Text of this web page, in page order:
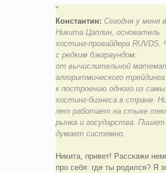
Константин: Сегодня у меня
Никита Цаплин, основатель
хостинг‑провайдера RUVDS.
с редким бэкграундом:
от вычислительной
алгоритмического трейдинга
к построению одного из
хостинг‑бизнеса в стране.
лет работает на стыке
рынка и государства.
думает системно.
Никита, привет! Расскажи
про себя: где ты родился? Я